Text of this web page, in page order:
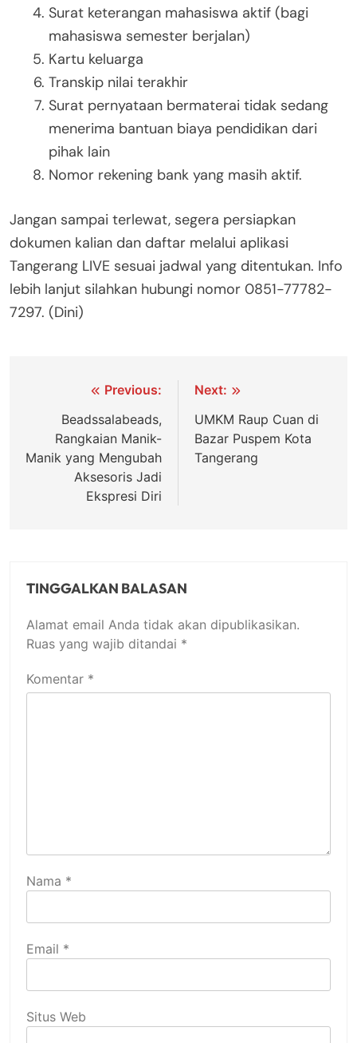
Surat keterangan mahasiswa aktif (bagi
mahasiswa semester berjalan)
Kartu keluarga
Transkip nilai terakhir
Surat pernyataan bermaterai tidak sedang
menerima bantuan biaya pendidikan dari
pihak lain
Nomor rekening bank yang masih aktif.
Jangan sampai terlewat, segera persiapkan
dokumen kalian dan daftar melalui aplikasi
Tangerang LIVE sesuai jadwal yang ditentukan. Info
lebih lanjut silahkan hubungi nomor 0851-77782-
7297. (Dini)
Navigasi Previous:
Beadssalabeads,
Rangkaian Manik-
Manik yang Mengubah
Aksesoris Jadi
Ekspresi Diri
Next:
UMKM Raup Cuan di
Bazar Puspem Kota
Tangerang
TINGGALKAN BALASAN
Alamat email Anda tidak akan dipublikasikan.
Ruas yang wajib ditandai *
Komentar *
Nama *
Email *
Situs Web